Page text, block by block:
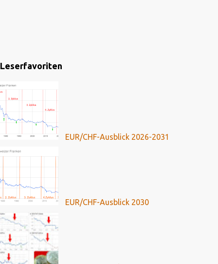
Leserfavoriten
EUR/CHF-Ausblick 2026-2031
EUR/CHF-Ausblick 2030